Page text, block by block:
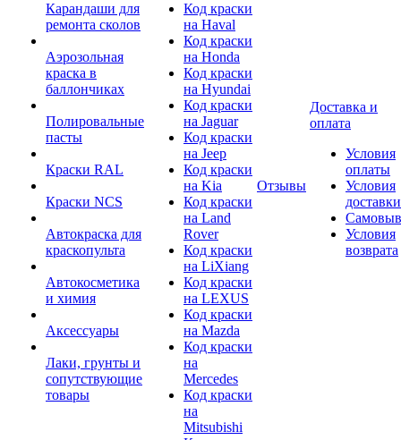
Карандаши для
ремонта сколов
Аэрозольная
краска в
баллончиках
Полировальные
пасты
Краски RAL
Краски NCS
Автокраска для
краскопульта
Автокосметика
и химия
Аксессуары
Лаки, грунты и
сопутствующие
товары
Код краски
на Haval
Код краски
на Honda
Код краски
на Hyundai
Код краски
на Jaguar
Код краски
на Jeep
Код краски
на Kia
Код краски
на Land
Rover
Код краски
на LiXiang
Код краски
на LEXUS
Код краски
на Mazda
Код краски
на
Mercedes
Код краски
на
Mitsubishi
Отзывы
Доставка и
оплата
Условия
оплаты
Условия
доставки
Условия
возврата